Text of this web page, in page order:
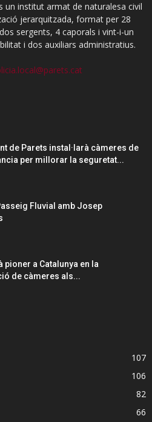
un institut armat de naturalesa civil
jerarquitzada, format per 28
sergents, 4 caporals i vint-i-un
i dos auxiliars administratius.
de Parets instal·larà càmeres de
per millorar la seguretat...
Fluvial amb Josep
pioner a Catalunya en la
de càmeres als...
107
106
82
66